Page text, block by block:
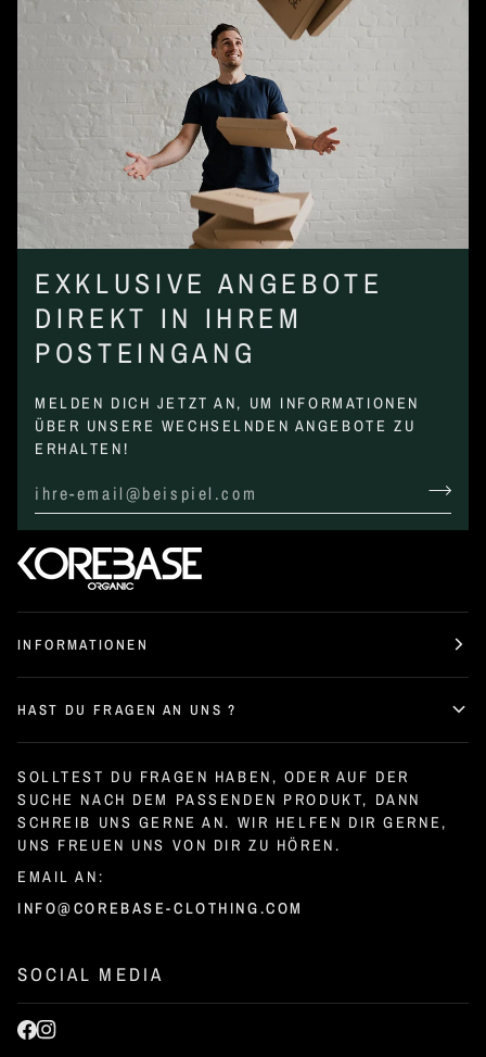
EXKLUSIVE ANGEBOTE
DIREKT IN IHREM
POSTEINGANG
MELDEN DICH JETZT AN, UM INFORMATIONEN
ÜBER UNSERE WECHSELNDEN ANGEBOTE ZU
ERHALTEN!
INFORMATIONEN
HAST DU FRAGEN AN UNS ?
SOLLTEST DU FRAGEN HABEN, ODER AUF DER
SUCHE NACH DEM PASSENDEN PRODUKT, DANN
SCHREIB UNS GERNE AN. WIR HELFEN DIR GERNE,
UNS FREUEN UNS VON DIR ZU HÖREN.
EMAIL AN:
INFO@COREBASE-CLOTHING.COM
SOCIAL MEDIA